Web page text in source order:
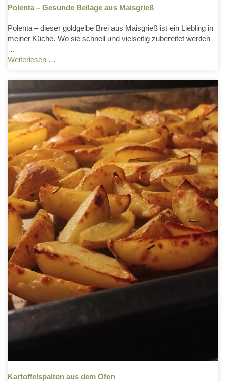
Polenta – Gesunde Beilage aus Maisgrieß
Polenta – dieser goldgelbe Brei aus Maisgrieß ist ein Liebling in
meiner Küche. Wo sie schnell und vielseitig zubereitet werden
…
Weiterlesen …
Kartoffelspalten aus dem Ofen